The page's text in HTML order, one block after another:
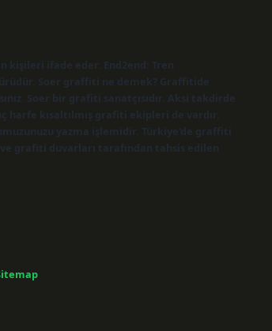
kişileri ifade eder. End2end: Tren
Soer graffiti ne demek? Graffitide
Soer bir grafiti sanatçısıdır. Aksi takdirde
harfe kısaltılmış grafiti ekipleri de vardır.
yazma işlemidir. Türkiye’de graffiti
ve grafiti duvarları tarafından tahsis edilen